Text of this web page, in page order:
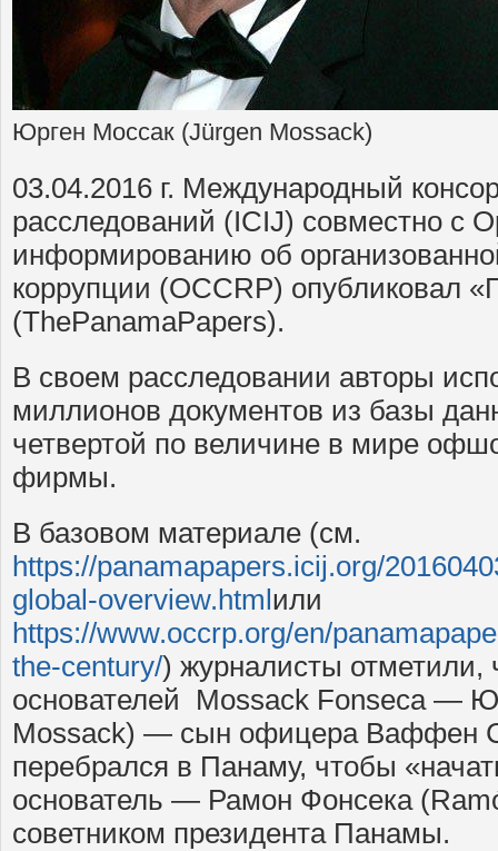
Юрген Моссак (Jürgen Mossack)
03.04.2016 г. Международный
расследований (ICIJ) совместно с
информированию об
коррупции (OCCRP) опубликовал
(ThePanamaPapers).
В своем расследовании авторы
миллионов документов из базы
четвертой по величине в мире
фирмы.
В базовом материале (см.
https://panamapapers.icij.org/
global-overview.html или
https://www.occrp.org/en/
the-century/) журналисты отметили,
основателей Mossack Fonseca —
Mossack) — сын офицера Ваффен
перебрался в Панаму, чтобы
основатель — Рамон Фонсека
советником президента Панамы.